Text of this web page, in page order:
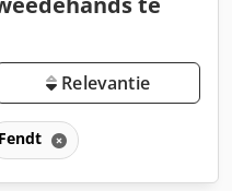
Relevantie
Fendt